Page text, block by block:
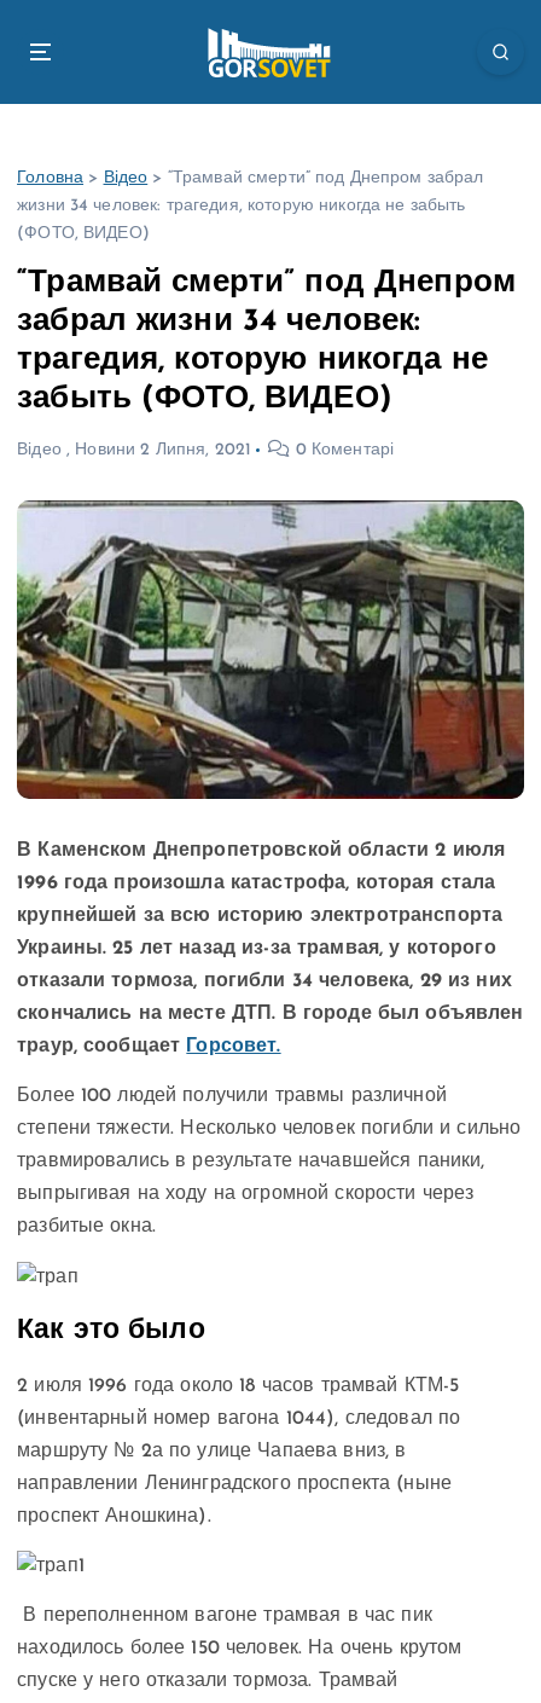
Головна > Відео > “Трамвай смерти” под Днепром забрал
жизни 34 человек: трагедия, которую никогда не забыть
(ФОТО, ВИДЕО)
“Трамвай смерти” под Днепром
забрал жизни 34 человек:
трагедия, которую никогда не
забыть (ФОТО, ВИДЕО)
Відео, Новини 2 Липня, 2021 0 Коментарі
В Каменском Днепропетровской области 2 июля
1996 года произошла катастрофа, которая стала
крупнейшей за всю историю электротранспорта
Украины. 25 лет назад из-за трамвая, у которого
отказали тормоза, погибли 34 человека, 29 из них
скончались на месте ДТП. В городе был объявлен
траур, сообщает
Горсовет.
Более 100 людей получили травмы различной
степени тяжести. Несколько человек погибли и сильно
травмировались в результате начавшейся паники,
выпрыгивая на ходу на огромной скорости через
разбитые окна.
Как это было
2 июля 1996 года около 18 часов трамвай КТМ-5
(инвентарный номер вагона 1044), следовал по
маршруту № 2а по улице Чапаева вниз, в
направлении Ленинградского проспекта (ныне
проспект Аношкина).
В переполненном вагоне трамвая в час пик
находилось более 150 человек. На очень крутом
спуске у него отказали тормоза. Трамвай